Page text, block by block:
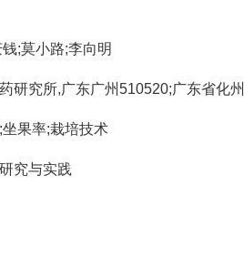
;莫小路;李向明
研究所,广东广州510520;广东省化
果率;栽培技术
究与实践